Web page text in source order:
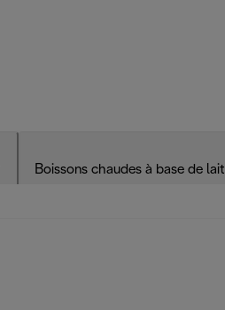
Boissons chaudes à base de lait